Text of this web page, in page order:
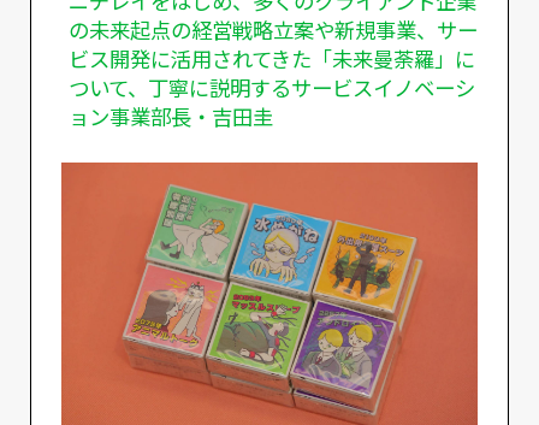
の未来起点の経営戦略立案や新規事業、サー
ビス開発に活用されてきた「未来曼荼羅」に
ついて、丁寧に説明するサービスイノベーシ
ョン事業部長・吉田圭